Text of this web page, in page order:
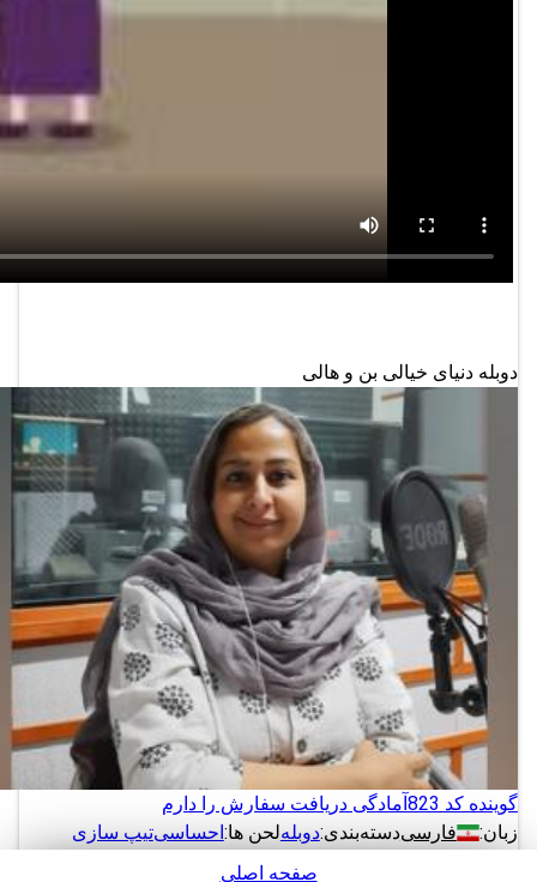
دوبله دنیای خیالی بن و هالی
گوینده کد 823
آمادگی دریافت سفارش را دارم
زبان:
فارسیدسته‌بندی:دوبلهلحن ها:احساسیتیپ سازی
صفحه اصلی